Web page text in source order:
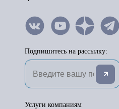
Подпишитесь на рассылку:
Услуги компаниям